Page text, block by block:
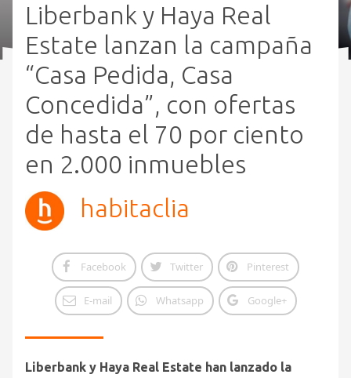
Liberbank y Haya Real
Estate lanzan la campaña
“Casa Pedida, Casa
Concedida”, con ofertas
de hasta el 70 por ciento
en 2.000 inmuebles
habitaclia
Facebook Twitter Pinterest
E-mail Whatsapp Google+
Liberbank y Haya Real Estate han lanzado la